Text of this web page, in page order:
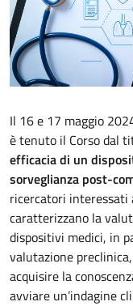
Il 16 e 17 maggio
è tenuto il Corso dal
efficacia di un
sorveglianza post-
ricercatori interessati
caratterizzano la
dispositivi medici, in
valutazione
acquisire la
avviare un’indagine